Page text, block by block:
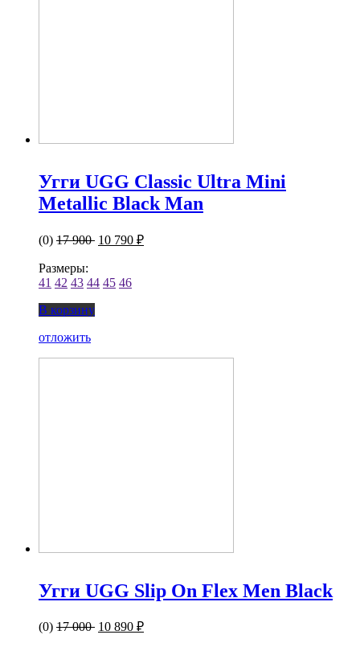
Угги UGG Classic Ultra Mini
Metallic Black Man
(0) 17 900 10 790 ₽
Размеры:
41 42 43 44 45 46
В корзину
отложить
Угги UGG Slip On Flex Men Black
(0) 17 000 10 890 ₽